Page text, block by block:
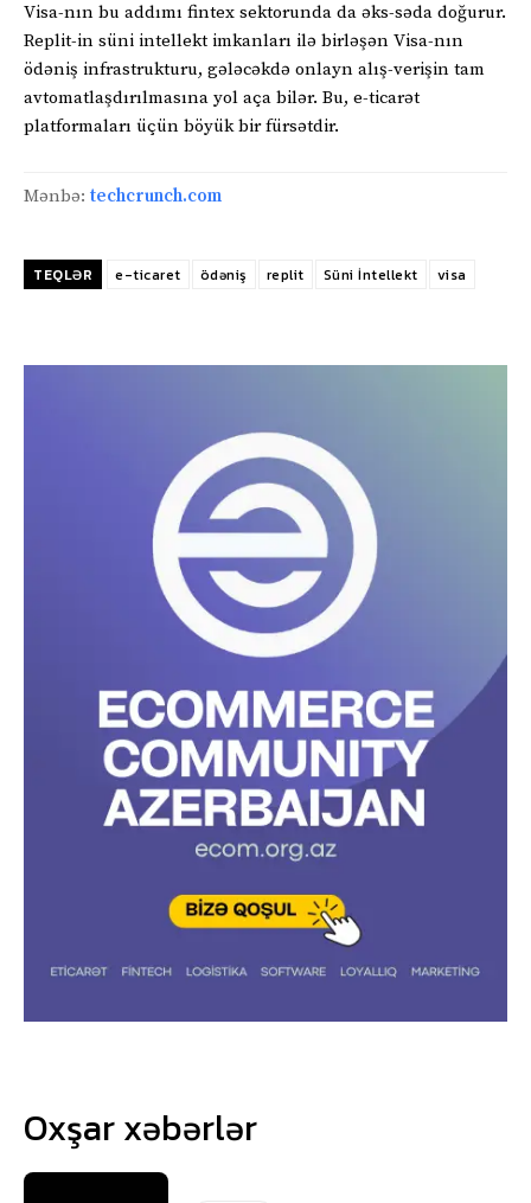
Visa-nın bu addımı fintex sektorunda da əks-səda doğurur.
Replit-in süni intellekt imkanları ilə birləşən Visa-nın
ödəniş infrastrukturu, gələcəkdə onlayn alış-verişin tam
avtomatlaşdırılmasına yol aça bilər. Bu, e-ticarət
platformaları üçün böyük bir fürsətdir.
Mənbə: techcrunch.com
TEQLƏR e-ticaret ödəniş replit Süni İntellekt visa
Oxşar xəbərlər